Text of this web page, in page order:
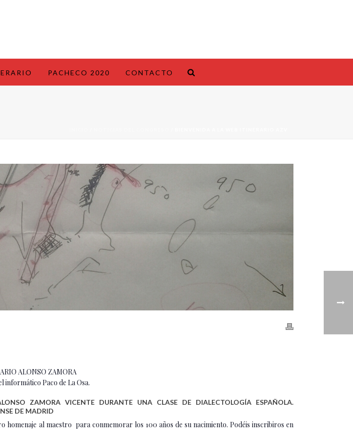
PACHECO 2020 CONTACTO
ALONSO ZAMORA
informático Paco de La Osa.
ZAMORA VICENTE DURANTE UNA CLASE DE DIALECTOLOGÍA ESPAÑOLA.
DE MADRID
al maestro para conmemorar los 100 años de su nacimiento. Podéis inscribiros en